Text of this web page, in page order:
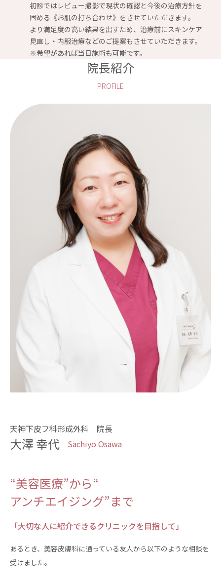
初診ではレビュー撮影で現状の確認と今後の治療方針を
固める《お肌の打ち合わせ》をさせていただきます。
より満足度の高い結果を出すため、治療前にスキンケア
見直し・内服治療などのご提案もさせていただきます。
※希望があれば当日施術も可能です。
院長紹介
PROFILE
天神下皮フ科形成外科 院長
大澤 幸代 Sachiyo Osawa
“美容医療”から“
アンチエイジング”まで
「大切な人に紹介できるクリニックを目指して」
あるとき、美容皮膚科に通っている友人から以下のような相談を
受けました。